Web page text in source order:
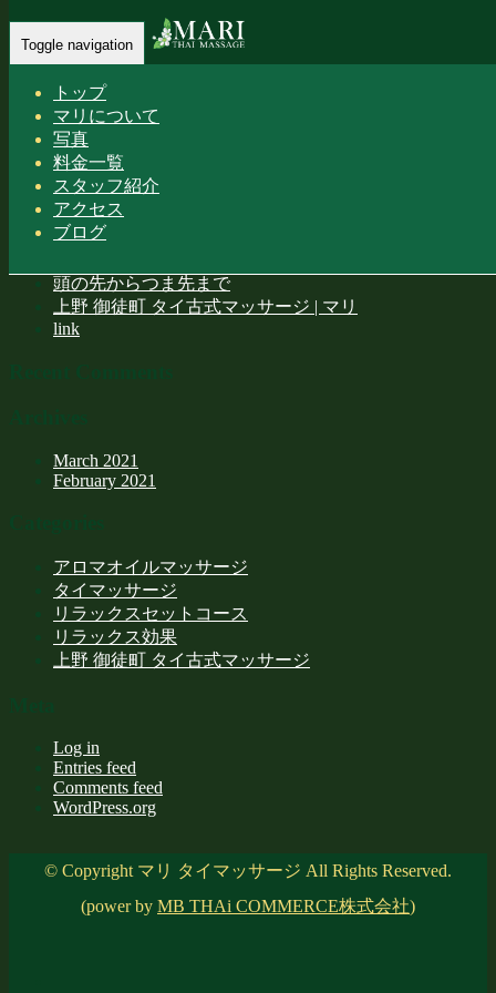
Toggle navigation
トップ
マリについて
写真
料金一覧
スタッフ紹介
アクセス
ブログ
上野 御徒町 タイ古式マッサージ…
上野 御徒町 タイ古式マッサージ | マリ
Recent Posts
頭の先からつま先まで
上野 御徒町 タイ古式マッサージ | マリ
link
March 2021
February 2021
アロマオイルマッサージ
タイマッサージ
リラックスセットコース
リラックス効果
上野 御徒町 タイ古式マッサージ
Log in
Entries feed
Comments feed
WordPress.org
© Copyright マリ タイマッサージ All Rights Reserved.
(power by MB THAi COMMERCE株式会社)